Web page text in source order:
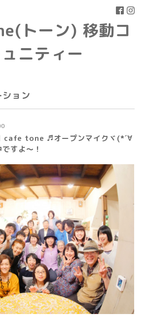
トーン) 移動コ
ニティー
ョン
tone ♬オープンマイクヾ(*´∀
すよ〜！